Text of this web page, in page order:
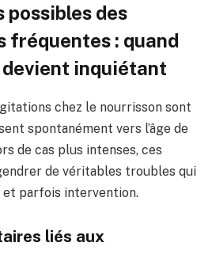
possibles des
: quand
devient inquiétant
chez le nourrisson sont
spontanément vers l’âge de
de cas plus intenses, ces
de véritables troubles qui
parfois intervention.
liés aux